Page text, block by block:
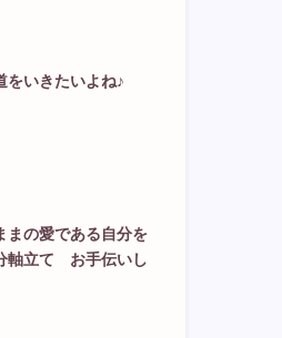
をいきたいよね♪
まの愛である自分を
軸立て お手伝いし